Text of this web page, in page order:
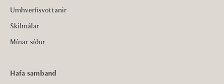
Umhverfisvottanir
Skilmálar
Mínar síður
Hafa samband